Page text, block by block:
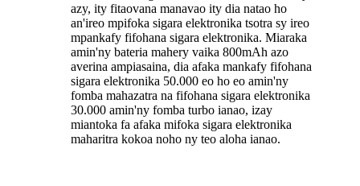
azy, ity fitaovana manavao ity dia natao ho
an'ireo mpifoka sigara elektronika tsotra sy ireo
mpankafy fifohana sigara elektronika. Miaraka
amin'ny bateria mahery vaika 800mAh azo
averina ampiasaina, dia afaka mankafy fifohana
sigara elektronika 50.000 eo ho eo amin'ny
fomba mahazatra na fifohana sigara elektronika
30.000 amin'ny fomba turbo ianao, izay
miantoka fa afaka mifoka sigara elektronika
maharitra kokoa noho ny teo aloha ianao.